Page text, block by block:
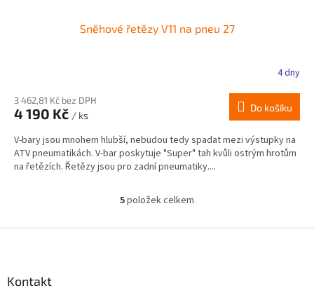
Sněhové řetězy V11 na pneu 27
4 dny
3 462,81 Kč bez DPH
4 190 Kč / ks
Do košíku
V-bary jsou mnohem hlubší, nebudou tedy spadat mezi výstupky na
ATV pneumatikách. V-bar poskytuje "Super" tah kvůli ostrým hrotům
na řetězích. Řetězy jsou pro zadní pneumatiky....
O
l
5položek celkem
Kontakt